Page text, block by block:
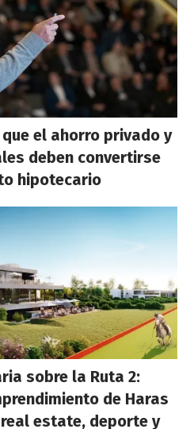
el ahorro privado y
deben convertirse
hipotecario
sobre la Ruta 2:
de Haras
estate, deporte y